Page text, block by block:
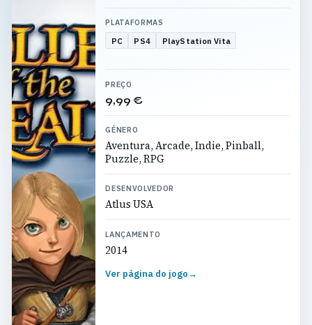
PLATAFORMAS
PC PS4 PlayStation Vita
PREÇO
9,99 €
GÉNERO
Aventura, Arcade, Indie, Pinball,
Puzzle, RPG
DESENVOLVEDOR
Atlus USA
LANÇAMENTO
2014
Ver página do jogo→